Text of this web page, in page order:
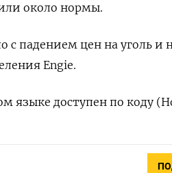
около нормы.
с падением цен на уголь и
Engie.
языке доступен по коду